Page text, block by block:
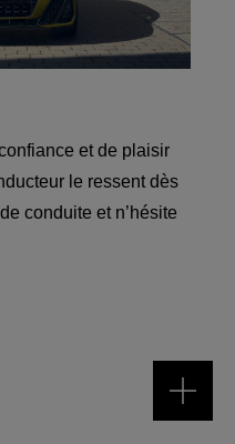
et de plaisir
le ressent dès
conduite et n’hésite